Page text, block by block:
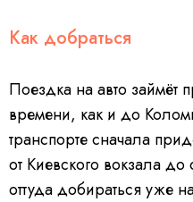
Как добраться
Поездка на авто займёт
времени, как и до
транспорте сначала
от Киевского вокзала
оттуда добираться уже